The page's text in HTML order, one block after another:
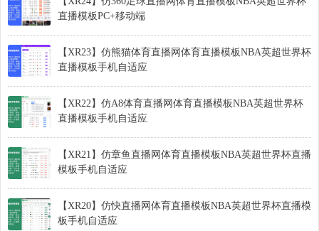
直播模板PC+移动端
【XR23】仿熊猫体育直播网体育直播模板NBA英超世界杯
直播模板手机自适应
【XR22】仿A8体育直播网体育直播模板NBA英超世界杯
直播模板手机自适应
【XR21】仿章鱼直播网体育直播模板NBA英超世界杯直播
模板手机自适应
【XR20】仿快直播网体育直播模板NBA英超世界杯直播模
板手机自适应